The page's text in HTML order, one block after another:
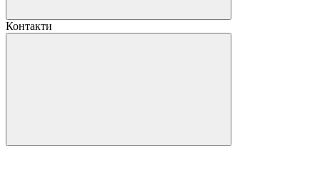
Контакти